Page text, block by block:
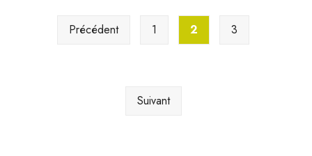
Pagination
Précédent 1 2 3
Suivant